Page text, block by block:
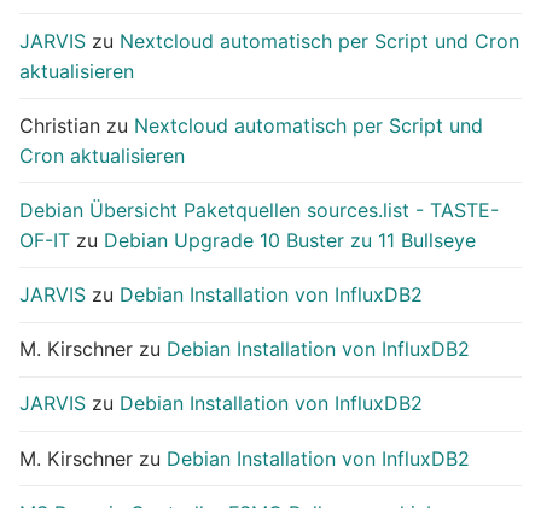
JARVIS zu Nextcloud automatisch per Script und Cron
aktualisieren
Christian zu Nextcloud automatisch per Script und
Cron aktualisieren
Debian Übersicht Paketquellen sources.list - TASTE-
OF-IT zu Debian Upgrade 10 Buster zu 11 Bullseye
JARVIS zu Debian Installation von InfluxDB2
M. Kirschner zu Debian Installation von InfluxDB2
JARVIS zu Debian Installation von InfluxDB2
M. Kirschner zu Debian Installation von InfluxDB2